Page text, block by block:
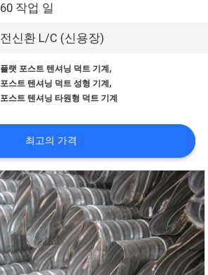
60 작업 일
전신환 L/C (신용장)
플랫 포스트 텐셔닝 덕트 기계 ,
포스트 텐셔닝 덕트 성형 기계 ,
포스트 텐셔닝 타원형 덕트 기계
최고의 가격